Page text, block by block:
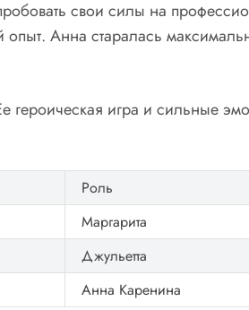
свои силы на
Анна старалась
героическая игра и сильные
Роль
Маргарита
Джульетта
Анна Каренина